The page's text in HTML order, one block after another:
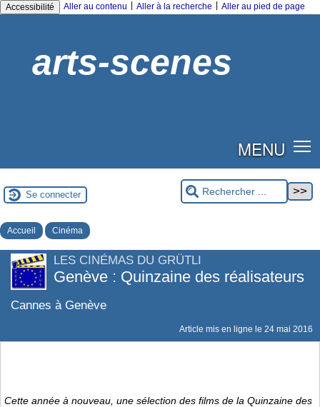
Accessibilité Aller au contenu Aller à la recherche Aller au pied de page
arts-scenes
MENU
Se connecter
Accueil Cinéma
LES CINÉMAS DU GRÜTLI
Genève : Quinzaine des réalisateurs
Cannes à Genève
Article mis en ligne le 24 mai 2016
Cette année à nouveau, une sélection des films de la Quinzaine des